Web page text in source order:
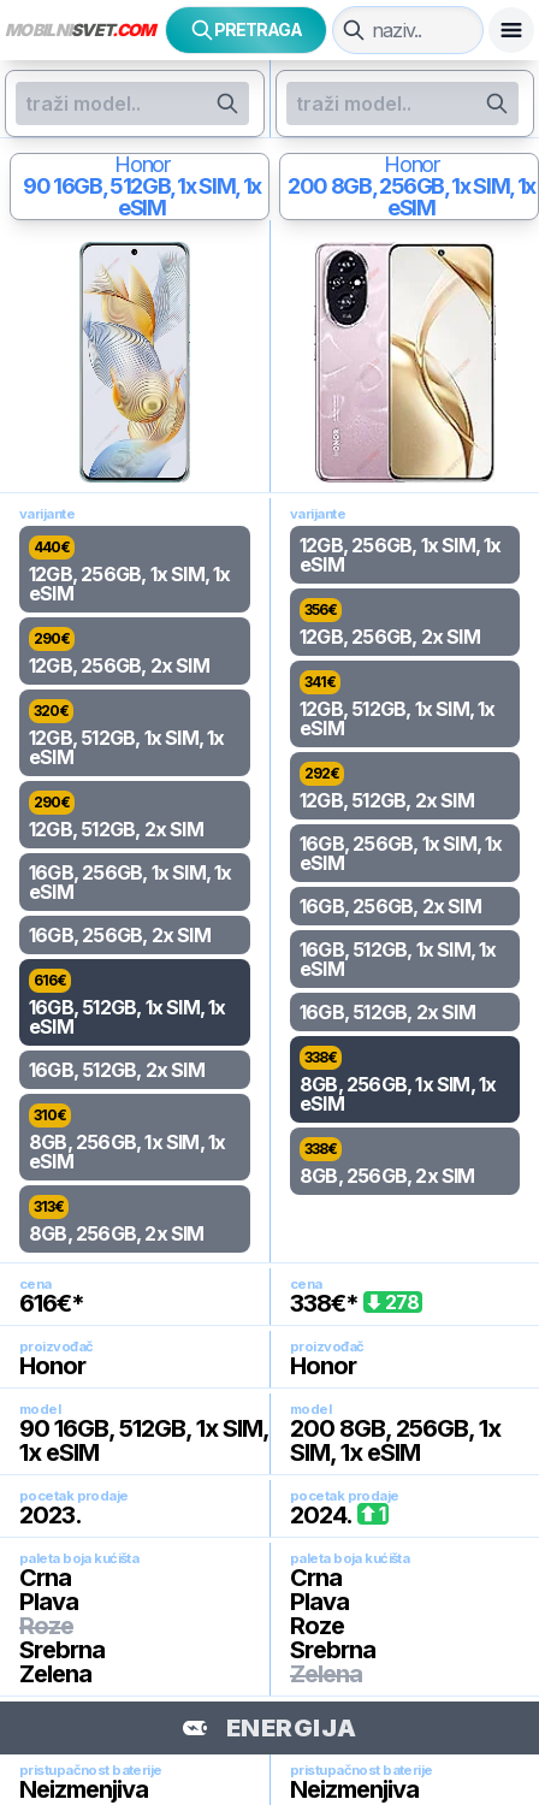
MOBILNISVET.COM PRETRAGA
Honor
9016GB, 512GB, 1x SIM, 1x
eSIM
Honor
2008GB, 256GB, 1x SIM, 1x
eSIM
varijante
440€
12GB, 256GB, 1x SIM, 1x
eSIM
290€
12GB, 256GB, 2x SIM
320€
12GB, 512GB, 1x SIM, 1x
eSIM
290€
12GB, 512GB, 2x SIM
16GB, 256GB, 1x SIM, 1x
eSIM
16GB, 256GB, 2x SIM
616€
16GB, 512GB, 1x SIM, 1x
eSIM
16GB, 512GB, 2x SIM
310€
8GB, 256GB, 1x SIM, 1x
eSIM
313€
8GB, 256GB, 2x SIM
varijante
12GB, 256GB, 1x SIM, 1x
eSIM
356€
12GB, 256GB, 2x SIM
341€
12GB, 512GB, 1x SIM, 1x
eSIM
292€
12GB, 512GB, 2x SIM
16GB, 256GB, 1x SIM, 1x
eSIM
16GB, 256GB, 2x SIM
16GB, 512GB, 1x SIM, 1x
eSIM
16GB, 512GB, 2x SIM
338€
8GB, 256GB, 1x SIM, 1x
eSIM
338€
8GB, 256GB, 2x SIM
cena
616€*
cena
338€* 278
proizvođač
Honor
proizvođač
Honor
model
90 16GB, 512GB, 1x SIM,
1x eSIM
model
200 8GB, 256GB, 1x
SIM, 1x eSIM
pocetak prodaje
2023.
pocetak prodaje
2024. 1
paleta boja kućišta
Crna
Plava
Roze
Srebrna
Zelena
paleta boja kućišta
Crna
Plava
Roze
Srebrna
Zelena
ENERGIJA
pristupačnost baterije
Neizmenjiva
pristupačnost baterije
Neizmenjiva